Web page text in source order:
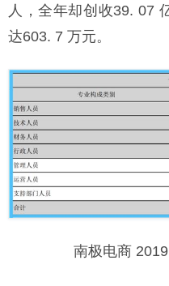
人，全年却创收39. 07
达603. 7 万元。
南极电商